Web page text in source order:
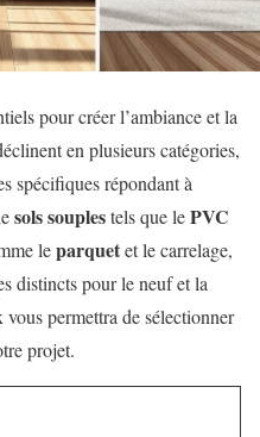
pour créer l’ambiance et la
en plusieurs catégories,
spécifiques répondant à
sols souplestels que lePVC
leparquetet le carrelage,
distincts pour le neuf et la
permettra de sélectionner
projet.